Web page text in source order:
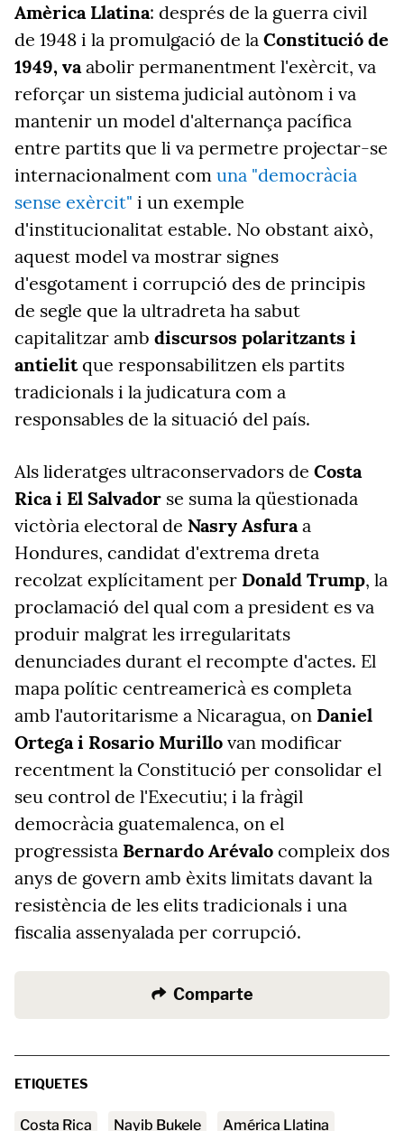
Amèrica Llatina: després de la guerra civil
de 1948 i la promulgació de la Constitució de
1949, vaabolir permanentment l'exèrcit, va
reforçar un sistema judicial autònom i va
mantenir un model d'alternança pacífica
entre partits que li va permetre projectar-se
internacionalment com una "democràcia
sense exèrcit" i un exemple
d'institucionalitat estable. No obstant això,
aquest model va mostrar signes
d'esgotament i corrupció des de principis
de segle que la ultradreta ha sabut
capitalitzar amb discursos polaritzants i
antielitque responsabilitzen els partits
tradicionals i la judicatura com a
responsables de la situació del país.
Als lideratges ultraconservadors de Costa
Rica i El Salvador se suma la qüestionada
victòria electoral de Nasry Asfuraa
Hondures, candidat d'extrema dreta
recolzat explícitament per Donald Trump, la
proclamació del qual com a president es va
produir malgrat les irregularitats
denunciades durant el recompte d'actes. El
mapa polític centreamericà es completa
amb l'autoritarisme a Nicaragua, on Daniel
Ortega i Rosario Murillo van modificar
recentment la Constitució per consolidar el
seu control de l'Executiu; i la fràgil
democràcia guatemalenca, on el
progressista Bernardo Arévalo compleix dos
anys de govern amb èxits limitats davant la
resistència de les elits tradicionals i una
fiscalia assenyalada per corrupció.
Comparte
ETIQUETES
Costa Rica Nayib Bukele América Llatina